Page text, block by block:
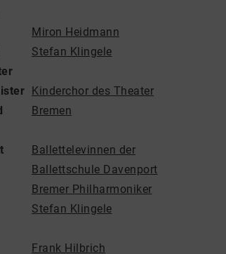
Miron Heidmann
Stefan Klingele
Kinderchor des Theater
Bremen
Ballettelevinnen der
Ballettschule Davenport
Bremer Philharmoniker
Stefan Klingele
Frank Hilbrich